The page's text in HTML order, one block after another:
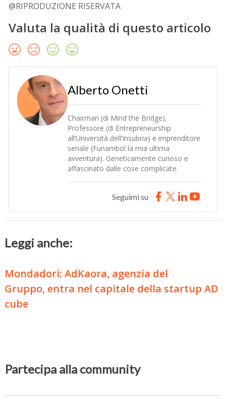
@RIPRODUZIONE RISERVATA
Valuta la qualità di questo articolo
Alberto Onetti
Chairman (di Mind the Bridge),
Professore (di Entrepreneurship
all’Università dell’Insubria) e imprenditore
seriale (Funambol la mia ultima
avventura). Geneticamente curioso e
affascinato dalle cose complicate.
Seguimi su
Leggi anche:
Mondadori: AdKaora, agenzia del
Gruppo, entra nel capitale della startup AD
cube
Partecipa alla community